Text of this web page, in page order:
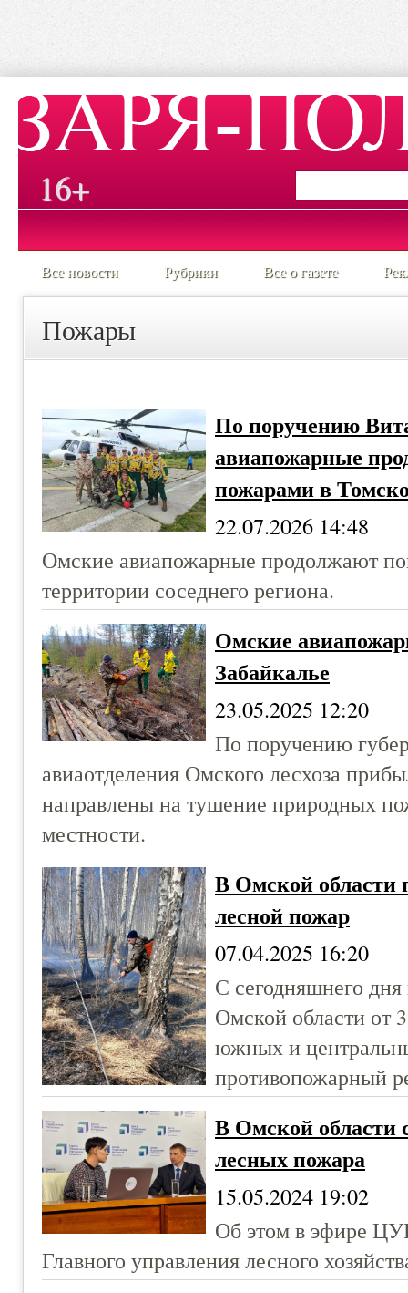
16+
Все новости Рубрики Все о газете
Пожары
По поручению
авиапожарные
пожарами в
22.07.2026 14:48
Омские авиапожарные продолжают
территории соседнего региона.
Омские
Забайкалье
23.05.2025 12:20
По поручению
авиаотделения Омского лесхоза
направлены на тушение природных
местности.
В Омской области
лесной пожар
07.04.2025 16:20
С сегодняшнего
Омской области от
южных и
противопожарный
В Омской области
лесных пожара
15.05.2024 19:02
Об этом в эфире
Главного управления лесного